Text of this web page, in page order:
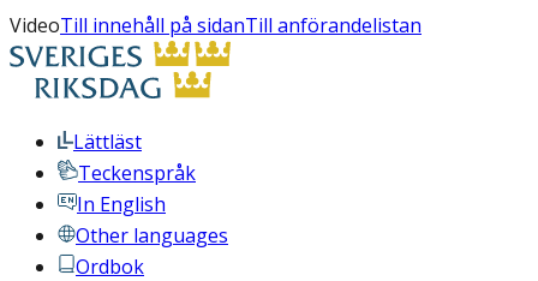
VideoTill innehåll på sidanTill anförandelistan
Lättläst
Teckenspråk
In English
Other languages
Ordbok